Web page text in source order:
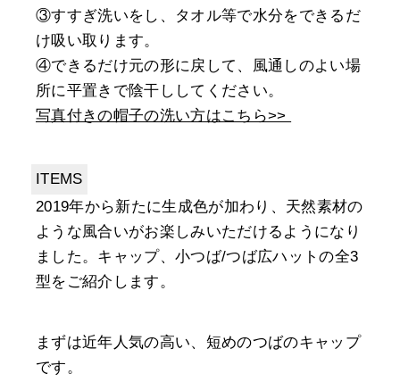
③すすぎ洗いをし、タオル等で水分をできるだ
け吸い取ります。
④できるだけ元の形に戻して、風通しのよい場
所に平置きで陰干ししてください。
写真付きの帽子の洗い方はこちら>>
ITEMS
2019年から新たに生成色が加わり、天然素材の
ような風合いがお楽しみいただけるようになり
ました。キャップ、小つば/つば広ハットの全3
型をご紹介します。
まずは近年人気の高い、短めのつばのキャップ
です。